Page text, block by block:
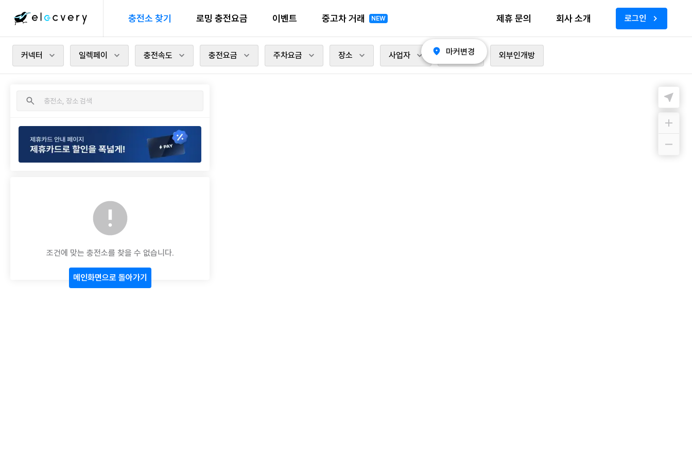
충전소 찾기 로밍 충전요금 이벤트 중고차 거래 NEW 제휴 문의 회사 소개 로그인
커넥터 일렉페이 충전속도 충전요금 주차요금 장소 사업자 충전가능 외부인개방
조건에 맞는 충전소를 찾을 수 없습니다.
메인화면으로 돌아가기
마커변경